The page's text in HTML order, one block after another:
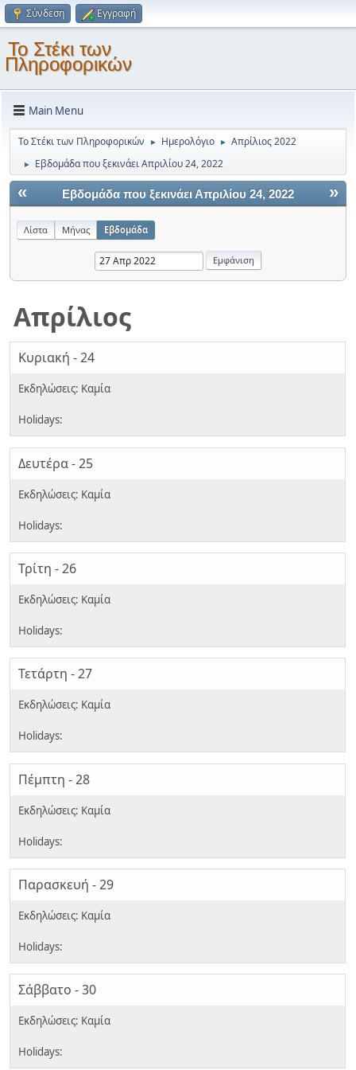
Σύνδεση Εγγραφή
Το Στέκι των
Πληροφορικών
Main Menu
Το Στέκι των Πληροφορικών ► Ημερολόγιο ► Απρίλιος 2022
► Εβδομάδα που ξεκινάει Απριλίου 24, 2022
« »
Εβδομάδα που ξεκινάει Απριλίου 24, 2022
Λίστα Μήνας Εβδομάδα
Απρίλιος
Κυριακή - 24
Δευτέρα - 25
Τρίτη - 26
Τετάρτη - 27
Πέμπτη - 28
Παρασκευή - 29
Σάββατο - 30